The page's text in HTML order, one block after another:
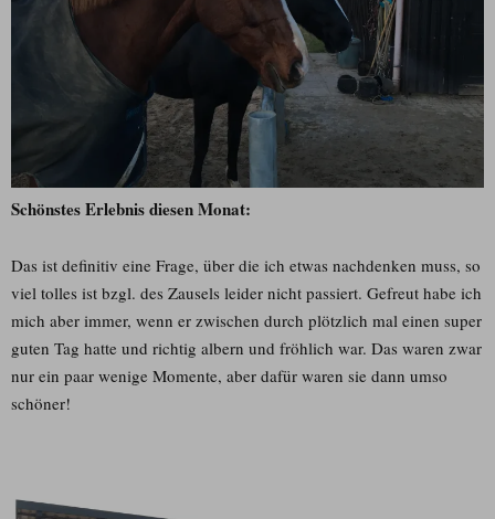
Schönstes Erlebnis diesen Monat:
Das ist definitiv eine Frage, über die ich etwas nachdenken muss, so
viel tolles ist bzgl. des Zausels leider nicht passiert. Gefreut habe ich
mich aber immer, wenn er zwischen durch plötzlich mal einen super
guten Tag hatte und richtig albern und fröhlich war. Das waren zwar
nur ein paar wenige Momente, aber dafür waren sie dann umso
schöner!